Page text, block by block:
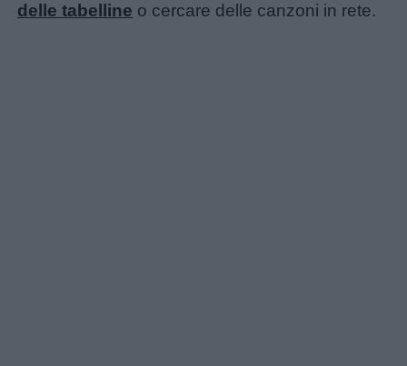
delle tabelline o cercare delle canzoni in rete.